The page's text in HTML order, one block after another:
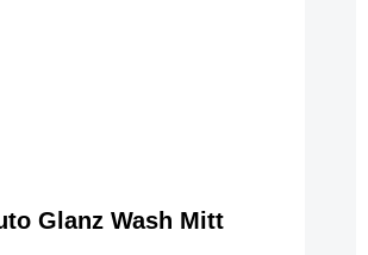
Glanz Wash Mitt